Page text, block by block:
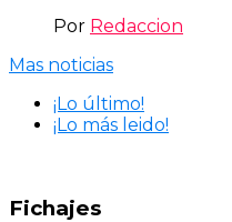
Por Redaccion
Mas noticias
¡Lo último!
¡Lo más leido!
Fichajes